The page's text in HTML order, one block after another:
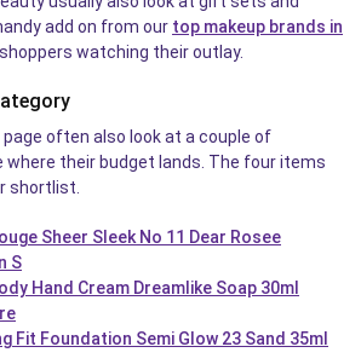
add on from our top makeup brands in
watching their outlay.
often also look at a couple of
where their budget lands. The four items
shortlist.
Sheer Sleek No 11 Dear Rosee
S
Hand Cream Dreamlike Soap 30ml
Fit Foundation Semi Glow 23 Sand 35ml